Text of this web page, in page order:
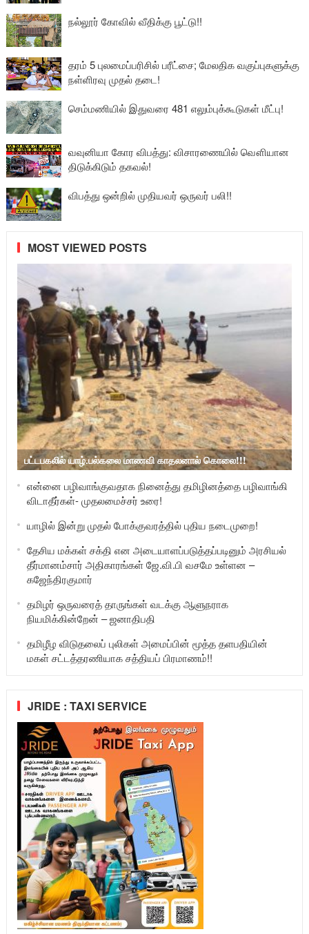
நல்லூர் கோவில் வீதிக்கு பூட்டு!!
தரம் 5 புலமைப்பரிசில் பரீட்சை; மேலதிக வகுப்புகளுக்கு
நள்ளிரவு முதல் தடை!
செம்மணியில் இதுவரை 481 எலும்புக்கூடுகள் மீட்பு!
வவுனியா கோர விபத்து: விசாரணையில் வௌியான
திடுக்கிடும் தகவல்!
விபத்து ஒன்றில் முதியவர் ஒருவர் பலி!!
MOST VIEWED POSTS
பட்டபகலில் யாழ்.பல்கலை மாணவி காதலனால் கொலை!!!
என்னை பழிவாங்குவதாக நினைத்து தமிழினத்தை பழிவாங்கி
விடாதீர்கள்- முதலமைச்சர் உரை!
யாழில் இன்று முதல் போக்குவரத்தில் புதிய நடைமுறை!
தேசிய மக்கள் சக்தி என அடையாளப்படுத்தப்படினும் அரசியல்
தீர்மானம்சார் அதிகாரங்கள் ஜே.வி.பி வசமே உள்ளன –
கஜேந்திரகுமார்
தமிழர் ஒருவரைத் தாருங்கள் வடக்கு ஆளுநராக
நியமிக்கின்றேன் – ஜனாதிபதி
தமிழீழ விடுதலைப் புலிகள் அமைப்பின் மூத்த தளபதியின்
மகள் சட்டத்தரணியாக சத்தியப் பிரமாணம்!!
JRIDE : TAXI SERVICE